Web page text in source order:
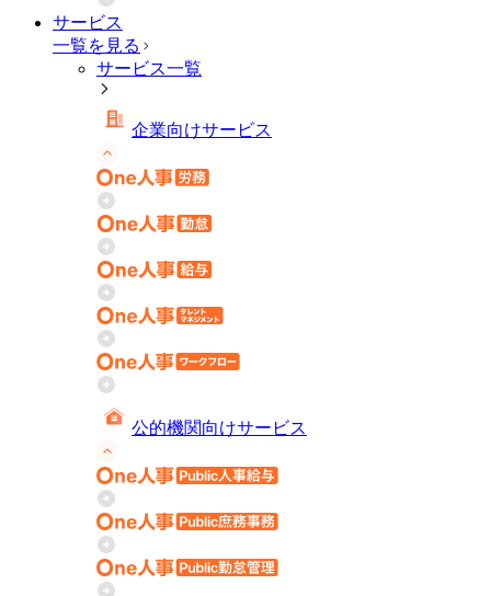
サービス
一覧を見る
サービス一覧
企業向けサービス
公的機関向けサービス